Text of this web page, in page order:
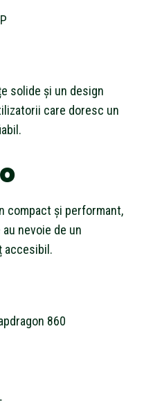
solide și un design
care doresc un
compact și performant,
nevoie de un
accesibil.
860